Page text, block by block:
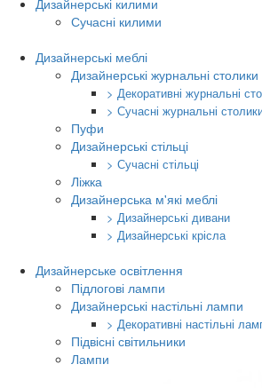
Дизайнерські килими
Сучасні килими
Дизайнерські меблі
Дизайнерські журнальні столики
> Декоративні журнальні
> Сучасні журнальні
Пуфи
Дизайнерські стільці
> Сучасні стільці
Ліжка
Дизайнерська м'які меблі
> Дизайнерські дивани
> Дизайнерські крісла
Дизайнерське освітлення
Підлогові лампи
Дизайнерські настільні лампи
> Декоративні настільні
Підвісні світильники
Лампи